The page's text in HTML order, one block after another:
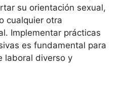
su orientación sexual,
cualquier otra
Implementar prácticas
es fundamental para
laboral diverso y